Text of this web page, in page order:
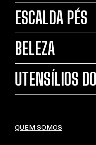
ESCALDA PÉS
BELEZA
UTENSÍLIOS
QUEM SOMOS